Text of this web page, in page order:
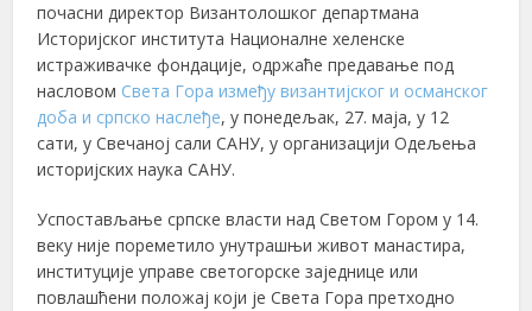
почасни директор Византолошког департмана
Историјског института Националне хеленске
истраживачке фондације, одржаће предавање под
насловом Света Гора између византијског и османског
доба и српско наслеђе, у понедељак, 27. маја, у 12
сати, у Свечаној сали САНУ, у организацији Одељења
историјских наука САНУ.
Успостављање српске власти над Светом Гором у 14.
веку није пореметило унутрашњи живот манастира,
институције управе светогорске заједнице или
повлашћени положај који је Света Гора претходно